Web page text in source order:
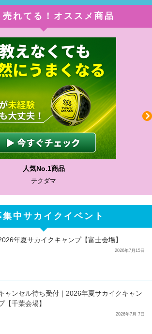
売れてる！オススメ商品
人気No.1商品
テクダマ
集中サカイクイベント
年夏サカイクキャンプ【富士会場】
2026年7月15日
ャンセル待ち受付｜2026年夏サカイクキャン
【千葉会場】
2026年7月 7日